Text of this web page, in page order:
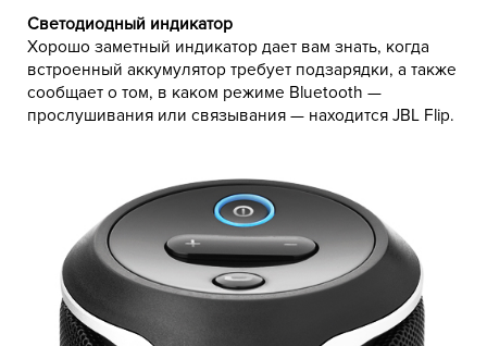
Светодиодный индикатор
Хорошо заметный индикатор дает вам знать, когда
встроенный аккумулятор требует подзарядки, а также
сообщает о том, в каком режиме Bluetooth —
прослушивания или связывания — находится JBL Flip.